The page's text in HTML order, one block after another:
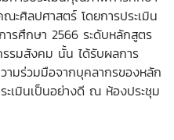
ะศิลปศาสตร์ โดยการประเมิน
รศึกษา 2566 ระดับหลักสูตร
รมสังคม นั้น ได้รับผลการ
ามร่วมมือจากบุคลากรของหลัก
เมินเป็นอย่างดี ณ ห้องประชุม